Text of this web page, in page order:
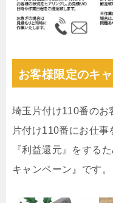
お客様限定のキ
埼玉片付け110番のお
片付け110番にお仕事
『利益還元』をする
キャンペーン』です。